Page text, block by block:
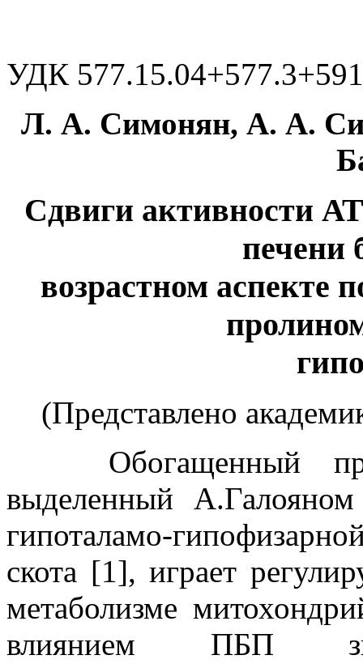
УДК
Л. А. Симонян, А. А.
Сдвиги активности
печени
возрастном аспекте
(Представлено
Обогащенный
выделенный
гипоталамо-
скота [1], играет
метаболизме
влиянием ПБП